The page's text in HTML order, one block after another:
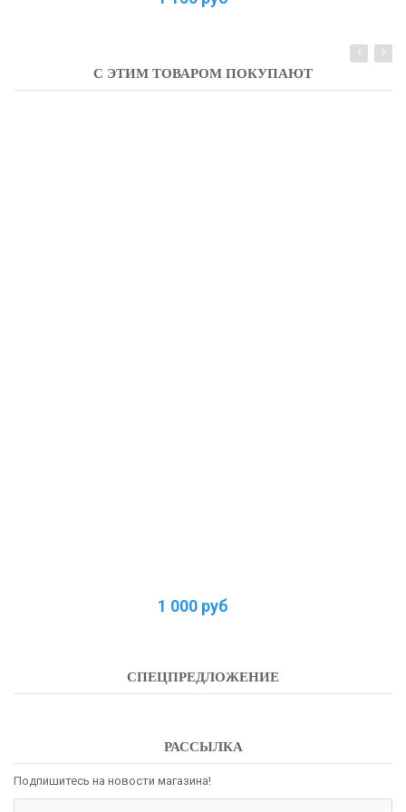
С ЭТИМ ТОВАРОМ ПОКУПАЮТ
1 000 руб
СПЕЦПРЕДЛОЖЕНИЕ
РАССЫЛКА
Подпишитесь на новости магазина!